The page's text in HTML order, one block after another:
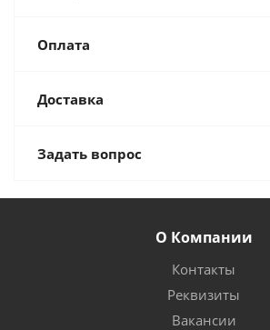
Оплата
Доставка
Задать вопрос
О Компании
Контакты
Реквизиты
Вакансии